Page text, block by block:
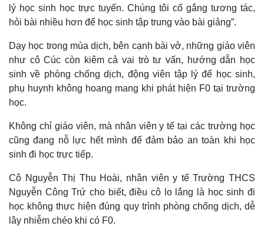
Kinh tế
Bất động sản
Khởi nghiệp
Thị trường
Giá vàng
Tiêu dùng
lý học sinh học trực tuyến. Chúng tôi cố gắng tương tác,
hỏi bài nhiều hơn để học sinh tập trung vào bài giảng”.
Dạy học trong mùa dịch, bên cạnh bài vở, những giáo viên
như cô Cúc còn kiêm cả vai trò tư vấn, hướng dẫn học
sinh về phòng chống dịch, động viên tập lý để học sinh,
phụ huynh không hoang mang khi phát hiện F0 tại trường
học.
Không chỉ giáo viên, mà nhân viên y tế tại các trường học
cũng đang nỗ lực hết mình để đảm bảo an toàn khi học
sinh đi học trực tiếp.
Cô Nguyễn Thị Thu Hoài, nhân viên y tế Trường THCS
Nguyễn Công Trứ cho biết, điều cô lo lắng là học sinh đi
học không thực hiện đúng quy trình phòng chống dịch, dễ
lây nhiễm chéo khi có F0.